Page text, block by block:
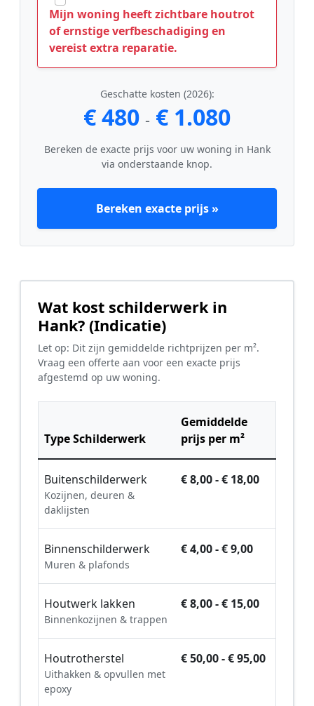
Mijn woning heeft zichtbare houtrot
of ernstige verfbeschadiging en
vereist extra reparatie.
Geschatte kosten (2026):
€ 480 - € 1.080
Bereken de exacte prijs voor uw woning in Hank
via onderstaande knop.
Bereken exacte prijs »
Wat kost schilderwerk in
Hank? (Indicatie)
Let op: Dit zijn gemiddelde richtprijzen per m².
Vraag een offerte aan voor een exacte prijs
afgestemd op uw woning.
Type Schilderwerk
Gemiddelde
prijs per m²
Buitenschilderwerk
Kozijnen, deuren &
daklijsten
€ 8,00 - € 18,00
Binnenschilderwerk
Muren & plafonds
€ 4,00 - € 9,00
Houtwerk lakken
Binnenkozijnen & trappen
€ 8,00 - € 15,00
Houtrotherstel
Uithakken & opvullen met
epoxy
€ 50,00 - € 95,00